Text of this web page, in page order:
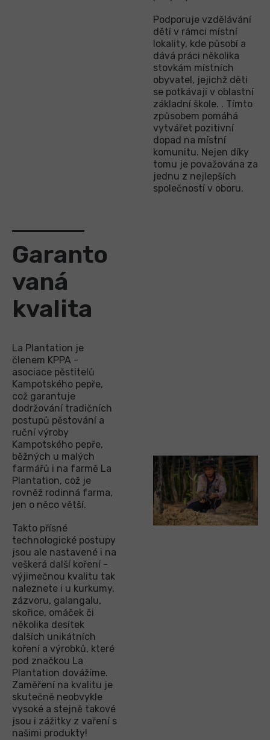
Podporuje vzdělávání
dětí v rámci místní
lokality, kde působí a
dává práci několika
stovkám místních
obyvatel, jejichž děti
se potkávají v oblastní
základní škole. . Tímto
způsobem pomáhá
vytvářet pozitivní
dopad na místní
komunitu. Nejen díky
tomu je považována za
jednu z nejlepších
společností v oboru.
Garanto
vaná
kvalita
La Plantation je
členem KPPA -
asociace pěstitelů
Kampotského pepře,
což garantuje
dodržování tradičních
postupů pěstování a
ruční výroby
Kampotského pepře,
běžných u malých
farmářů i na farmě La
Plantation, což je
rovněž rodinná farma,
jen o něco větší.
Takto přísné
technologické postupy
jsou ale nastavené i na
veškerá další koření -
výjimečnou kvalitu tak
naleznete i u kurkumy,
zázvoru, galangalu,
skořice, omáček či
několika desítek
dalších unikátních
koření a výrobků, které
pod značkou La
Plantation dovážíme.
Zaměření na kvalitu je
skutečně neobvykle
vysoké a stejně takové
jsou i zážitky z vaření s
našimi produkty!